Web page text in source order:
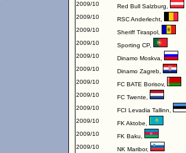
2009/10
Red Bull Salzburg
2009/10
RSC Anderlecht
2009/10
Sheriff Tiraspol
2009/10
Sporting CP,
2009/10
Dinamo Moskva
2009/10
Dinamo Zagreb
2009/10
FC BATE Borisov,
2009/10
FC Twente
2009/10
FCI Levadia Tallinn
2009/10
FK Aktobe
2009/10
FK Baku
2009/10
NK Maribor,